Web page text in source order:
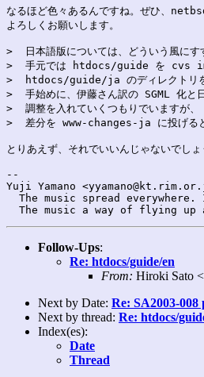
なるほど色々あるんですね。ぜひ、
よろしくお願いします。
>  日本語版については、どういう風にす
>  手元では htdocs/guide を cvs
>  htdocs/guide/ja のディレクトリを
>  手始めに、伊藤さん訳の SGML 化
>  調整を入れていくつもりでいますが、
>  差分を www-changes-ja に投げる
とりあえず、それでいいんじゃないでしょ
--
Yuji Yamano
The music spread everywhere.
Follow-Ups:
Re: htdocs/guide/en
From: Hiroki Sato
Next by Date: Re: SA2003-008
Next by thread: Re: htdocs/
Index(es):
Date
Thread